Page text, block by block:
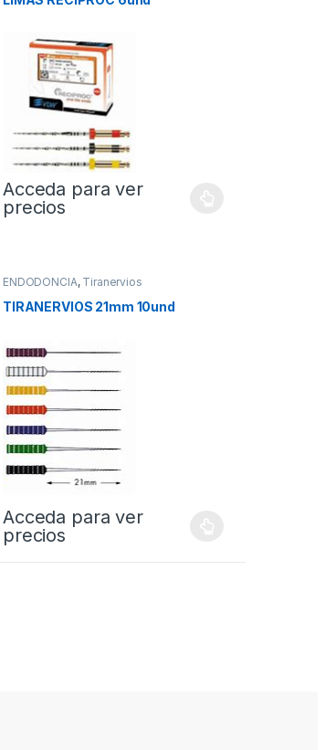
Acceda para ver
precios
ENDODONCIA, Tiranervios
TIRANERVIOS 21mm 10und
Acceda para ver
precios